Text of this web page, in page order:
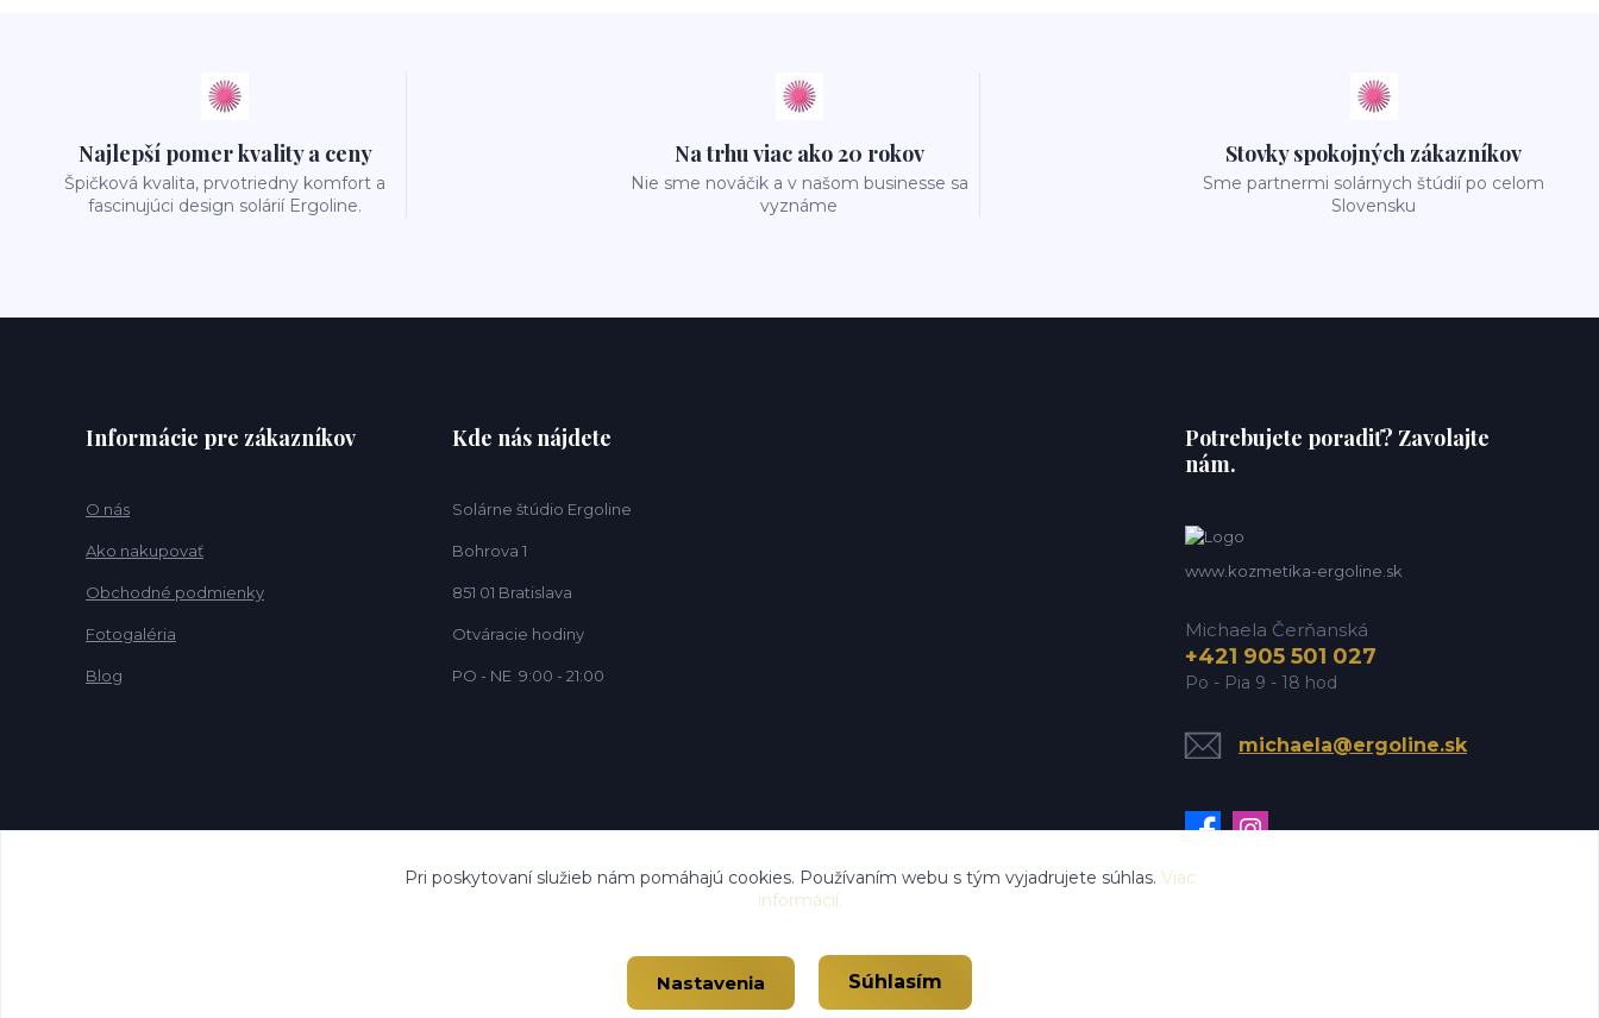
Najlepší pomer kvality a ceny
Špičková kvalita, prvotriedny komfort a
fascinujúci design solárií Ergoline.
Na trhu viac ako 20 rokov
Nie sme nováčik a v našom businesse sa
vyznáme
Stovky spokojných zákazníkov
Sme partnermi solárnych štúdií po celom
Slovensku
Informácie pre zákazníkov
O nás
Ako nakupovať
Obchodné podmienky
Fotogaléria
Blog
Kde nás nájdete
Solárne štúdio Ergoline
Bohrova 1
851 01 Bratislava
Otváracie hodiny
PO - NE 9:00 - 21:00
Potrebujete poradiť? Zavolajte
nám.
www.kozmetika-ergoline.sk
Michaela Čerňanská
+421 905 501 027
Po - Pia 9 - 18 hod
michaela@ergoline.sk
Pri poskytovaní služieb nám pomáhajú cookies. Používaním webu s tým vyjadrujete súhlas. Viac
informácií.
Nastavenia Súhlasím